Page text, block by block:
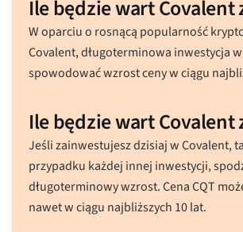
Ile będzie wart Covalent
W oparciu o rosnącą popularność
Covalent, długoterminowa inwestycja
spowodować wzrost ceny w ciągu
Ile będzie wart Covalent
Jeśli zainwestujesz dzisiaj w Covalent,
przypadku każdej innej inwestycji,
długoterminowy wzrost. Cena CQT
nawet w ciągu najbliższych 10 lat.